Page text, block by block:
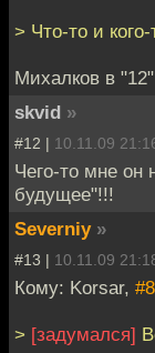
> Что-то и
Михалков в "12"
skvid »
#12 | 10.11.09
Чего-то мне он
будущее"!!!
Severniy »
#13 | 10.11.09
Кому: Korsar, #8
> [задумался]